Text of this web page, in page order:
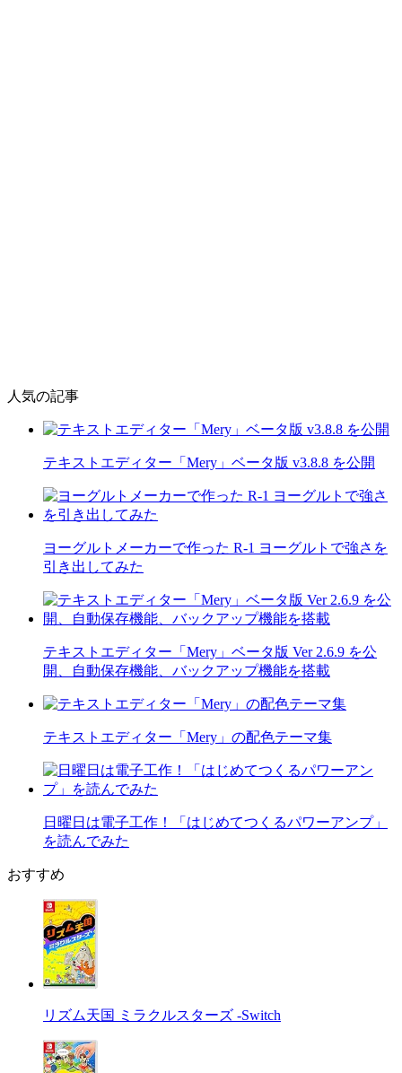
人気の記事
テキストエディター「Mery」ベータ版 v3.8.8 を公開
ヨーグルトメーカーで作った R-1 ヨーグルトで強さを
引き出してみた
テキストエディター「Mery」ベータ版 Ver 2.6.9 を公
開、自動保存機能、バックアップ機能を搭載
テキストエディター「Mery」の配色テーマ集
日曜日は電子工作！「はじめてつくるパワーアンプ」
を読んでみた
おすすめ
リズム天国 ミラクルスターズ -Switch